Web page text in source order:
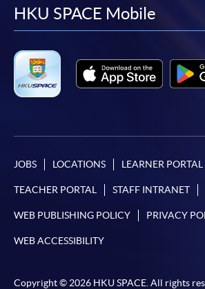
facebook
youtube
HKU SPACE Mobile
JOBS LOCATIONS LEARNER PORTAL
TEACHER PORTAL STAFF INTRANET
WEB PUBLISHING POLICY PRIVACY
WEB ACCESSIBILITY
Copyright © 2026 HKU SPACE. All rights